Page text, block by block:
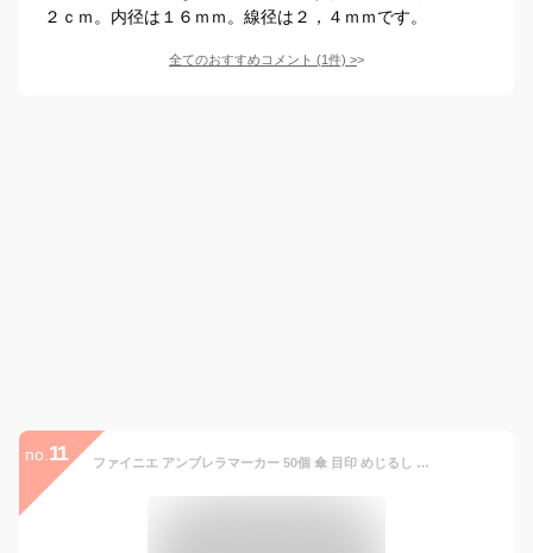
２ｃｍ。内径は１６ｍｍ。線径は２，４ｍｍです。
全てのおすすめコメント (1件) >
no. 11 ファイニエ アンブレラマーカー 50個 傘 目印 めじるし パーツ アクセサリー アンブレラマーカー シリコンリング 丸カン カニカン キーホルダー BD4193 (シルバー)